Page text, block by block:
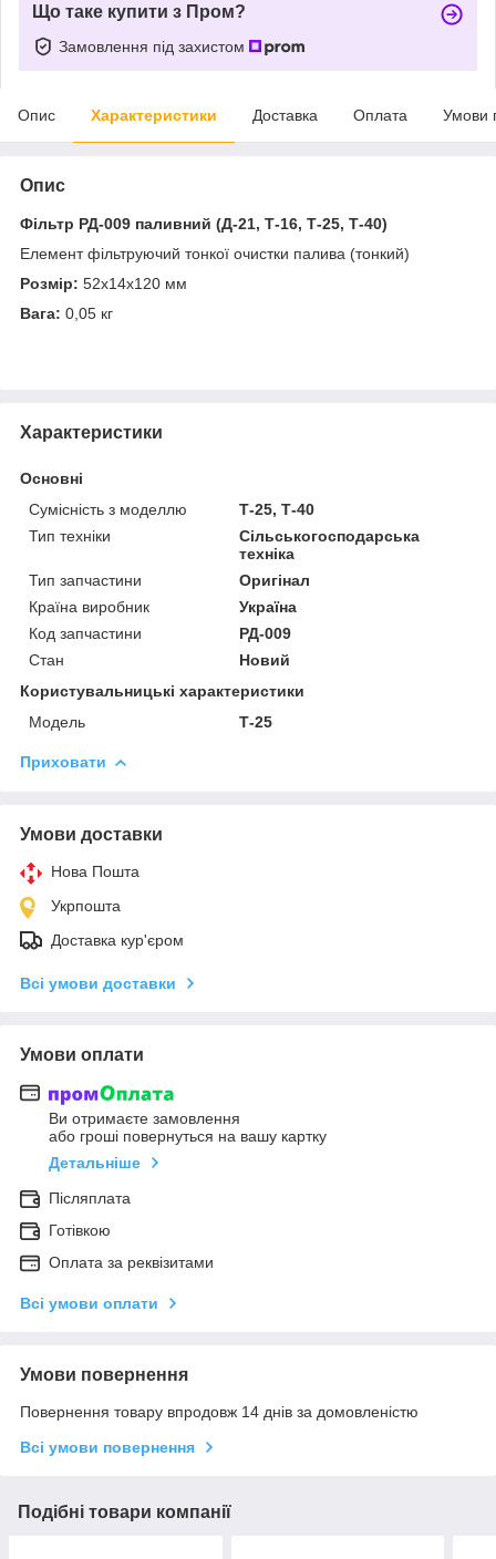
Що таке купити з Пром?
Замовлення під захистом
Опис Характеристики Доставка Оплата Умови
Опис
Фільтр РД-009 паливний (Д-21, Т-16, Т-25, Т-40)
Елемент фільтруючий тонкої очистки палива (тонкий)
Розмір: 52х14х120 мм
Вага: 0,05 кг
Характеристики
Основні
Сумісність з моделлю
Т-25, Т-40
Тип техніки
Сільськогосподарська
техніка
Тип запчастини
Оригінал
Країна виробник
Україна
Код запчастини
РД-009
Стан
Новий
Користувальницькі характеристики
Модель
Т-25
Приховати
Умови доставки
Нова Пошта
Укрпошта
Доставка кур'єром
Всі умови доставки
Умови оплати
Ви отримаєте замовлення
або гроші повернуться на вашу картку
Детальніше
Післяплата
Готівкою
Оплата за реквізитами
Всі умови оплати
Умови повернення
Повернення товару впродовж 14 днів за домовленістю
Всі умови повернення
Подібні товари компанії